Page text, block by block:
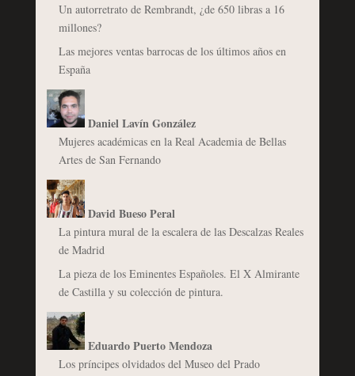
Un autorretrato de Rembrandt, ¿de 650 libras a 16
millones?
Las mejores ventas barrocas de los últimos años en
España
Daniel Lavín González
Mujeres académicas en la Real Academia de Bellas
Artes de San Fernando
David Bueso Peral
La pintura mural de la escalera de las Descalzas Reales
de Madrid
La pieza de los Eminentes Españoles. El X Almirante
de Castilla y su colección de pintura.
Eduardo Puerto Mendoza
Los príncipes olvidados del Museo del Prado